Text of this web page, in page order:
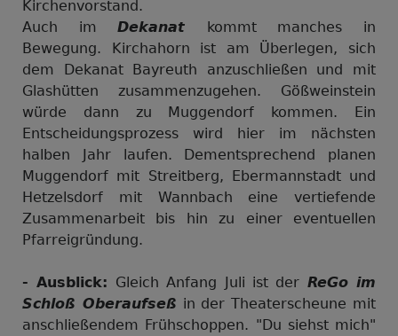
Kirchenvorstand.
Auch imDekanat kommt manches in
Bewegung. Kirchahorn ist am Überlegen, sich
dem Dekanat Bayreuth anzuschließen und mit
Glashütten zusammenzugehen. Gößweinstein
würde dann zu Muggendorf kommen. Ein
Entscheidungsprozess wird hier im nächsten
halben Jahr laufen. Dementsprechend planen
Muggendorf mit Streitberg, Ebermannstadt und
Hetzelsdorf mit Wannbach eine vertiefende
Zusammenarbeit bis hin zu einer eventuellen
Pfarreigründung.
- Ausblick: Gleich Anfang Juli ist der ReGo im
Schloß Oberaufseß in der Theaterscheune mit
anschließendem Frühschoppen. "Du siehst mich"